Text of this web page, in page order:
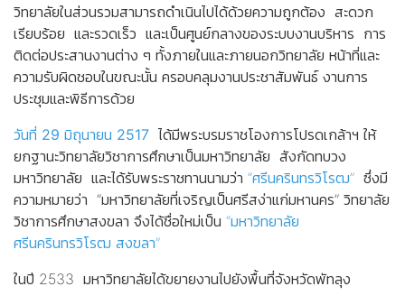
วิทยาลัยในส่วนรวมสามารถดำเนินไปได้ด้วยความถูกต้อง สะดวก
เรียบร้อย และรวดเร็ว และเป็นศูนย์กลางของระบบงานบริหาร การ
ติดต่อประสานงานต่าง ๆ ทั้งภายในและภายนอกวิทยาลัย หน้าที่และ
ความรับผิดชอบในขณะนั้น ครอบคลุมงานประชาสัมพันธ์ งานการ
ประชุมและพิธีการด้วย
วันที่ 29 มิถุนายน 2517 ได้มีพระบรมราชโองการโปรดเกล้าฯ ให้
ยกฐานะวิทยาลัยวิชาการศึกษาเป็นมหาวิทยาลัย สังกัดทบวง
มหาวิทยาลัย และได้รับพระราชทานนามว่า “ศรีนครินทรวิโรฒ” ซึ่งมี
ความหมายว่า “มหาวิทยาลัยที่เจริญเป็นศรีสง่าแก่มหานคร” วิทยาลัย
วิชาการศึกษาสงขลา จึงได้ชื่อใหม่เป็น “มหาวิทยาลัย
ศรีนครินทรวิโรฒ สงขลา”
ในปี 2533 มหาวิทยาลัยได้ขยายงานไปยังพื้นที่จังหวัดพัทลุง